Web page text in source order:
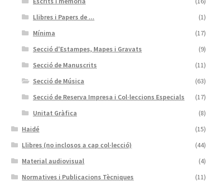
Llibres i Papers de ...
(1)
Mínima
(17)
Secció d'Estampes, Mapes i Gravats
(9)
Secció de Manuscrits
(11)
Secció de Música
(63)
Secció de Reserva Impresa i Col·leccions Especials
(17)
Unitat Gràfica
(8)
Haidé
(15)
Llibres (no inclosos a cap col·lecció)
(44)
Material audiovisual
(4)
Normatives i Publicacions Tècniques
(11)